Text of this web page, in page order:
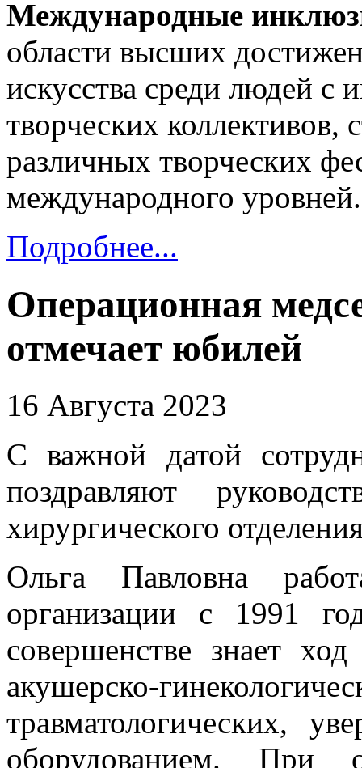
Международные
области высших
искусства среди людей
творческих коллективов,
различных творческих
международного уровней.
Подробнее...
Операционная
отмечает юбилей
16 Августа 2023
С важной датой
поздравляют
хирургического
Ольга Павловна
организации с 1991
совершенстве знает
акушерско-
травматологических,
оборудованием. При